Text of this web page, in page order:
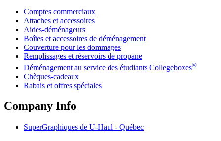
Comptes commerciaux
Attaches et accessoires
Aides-déménageurs
Boîtes et accessoires de déménagement
Couverture pour les dommages
Remplissages et réservoirs de propane
Déménagement au service des étudiants Collegeboxes®
Chèques-cadeaux
Rabais et offres spéciales
Company Info
SuperGraphiques de U-Haul - Québec